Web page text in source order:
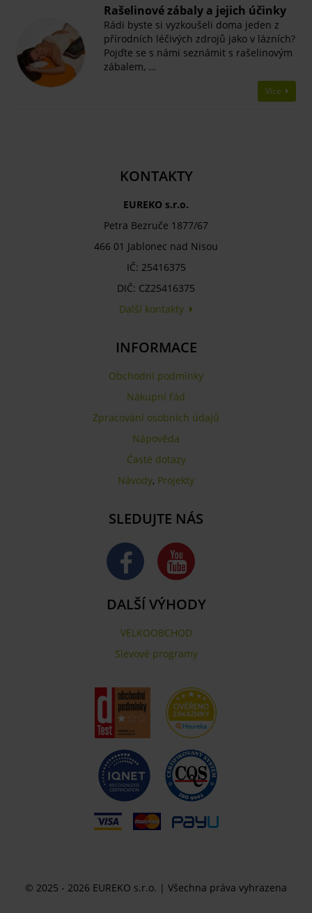
Rašelinové zábaly a jejich účinky
Rádi byste si vyzkoušeli doma jeden z
přírodních léčivých zdrojů jako v lázních?
Pojďte se s námi seznámit s rašelinovým
zábalem, …
Více
KONTAKTY
EUREKO s.r.o.
Petra Bezruče 1877/67
466 01 Jablonec nad Nisou
IČ: 25416375
DIČ: CZ25416375
Další kontakty
INFORMACE
Obchodní podmínky
Nákupní řád
Zpracování osobních údajů
Nápověda
Časté dotazy
Návody, Projekty
SLEDUJTE NÁS
DALŠÍ VÝHODY
VELKOOBCHOD
Slevové programy
© 2025 - 2026 EUREKO s.r.o. | Všechna práva vyhrazena